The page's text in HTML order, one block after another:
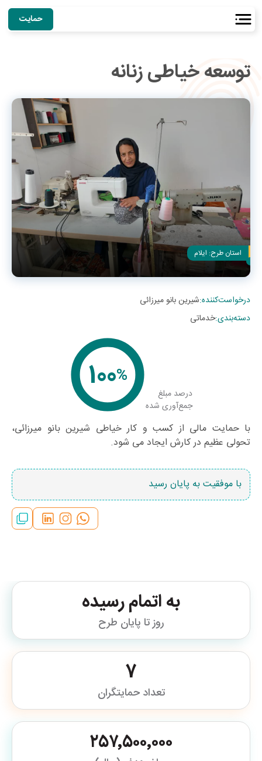
حمایت
توسعه خیاطی زنانه
استان طرح: ایلام
درخواست‌کننده:شیرین بانو میرزائی
دسته‌بندی:خدماتی
درصد مبلغ
جمع‌آوری شده
%
100
با حمایت مالی از کسب و کار خیاطی شیرین بانو میرزائی،
تحولی عظیم در کارش ایجاد می شود.
با موفقیت به پایان رسید
به اتمام رسیده
روز تا پایان طرح
7
تعداد حمایتگران
۲۵۷٬۵۰۰٬۰۰۰